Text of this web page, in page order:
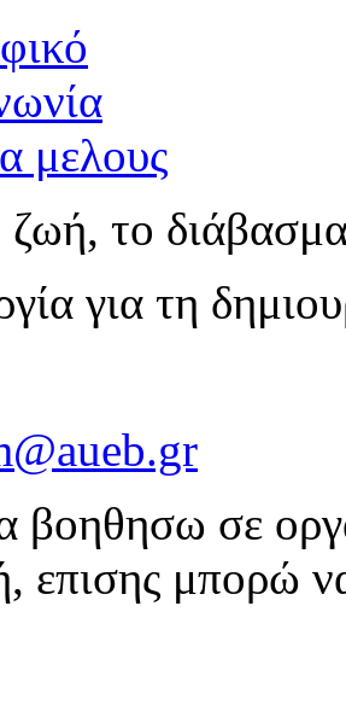
μελους
το
για τη
σε
επισης μπορώ